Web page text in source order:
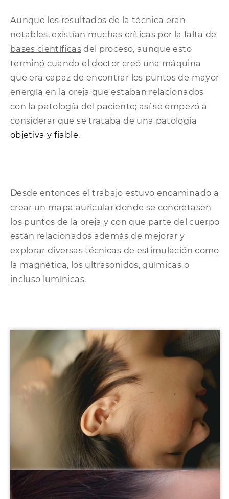
Aunque los resultados de la técnica eran
notables, existían muchas críticas por la falta de
bases científicasdel proceso, aunque esto
terminó cuando el doctor creó una máquina
que era capaz de encontrar los puntos de mayor
energía en la oreja que estaban relacionados
con la patología del paciente; así se empezó a
considerar que se trataba de una patologia
objetiva y fiable.
Desde entonces el trabajo estuvo encaminado a
crear un mapa auricular donde se concretasen
los puntos de la oreja y con que parte del cuerpo
están relacionados además de mejorar y
explorar diversas técnicas de estimulación como
la magnética, los ultrasonidos, químicas o
incluso lumínicas.